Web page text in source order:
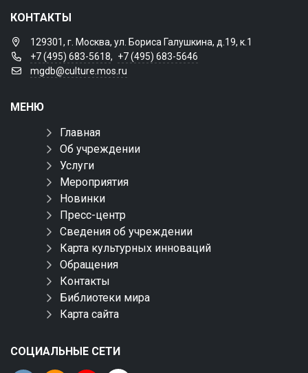
КОНТАКТЫ
129301, г. Москва, ул. Бориса Галушкина, д.19, к.1
+7 (495) 683-5618, +7 (495) 683-5646
mgdb@culture.mos.ru
МЕНЮ
Главная
Об учреждении
Услуги
Мероприятия
Новинки
Пресс-центр
Сведения об учреждении
Карта культурных инноваций
Обращения
Контакты
Библиотеки мира
Карта сайта
СОЦИАЛЬНЫЕ СЕТИ